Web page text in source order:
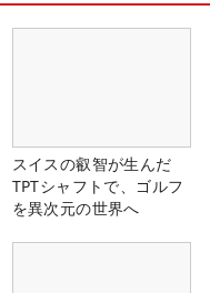
スイスの叡智が生んだ
TPTシャフトで、ゴルフ
を異次元の世界へ